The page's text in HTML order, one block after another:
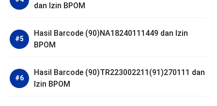
dan Izin BPOM
Hasil Barcode (90)NA18240111449 dan Izin
BPOM
Hasil Barcode (90)TR223002211(91)270111 dan
Izin BPOM